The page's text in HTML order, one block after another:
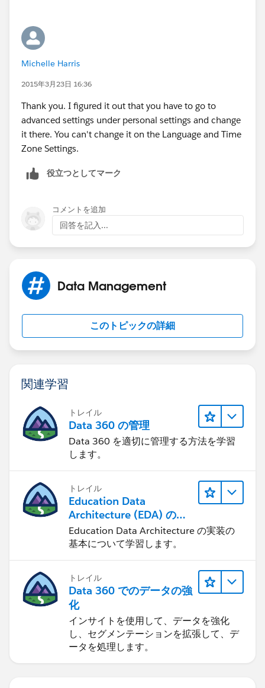
Michelle Harris
2015年3月23日 16:36
Thank you. I figured it out that you have to go to
advanced settings under personal settings and change
it there. You can't change it on the Language and Time
Zone Settings.
役立つとしてマーク
コメントを追加
回答を記入...
Data Management
このトピックの詳細
関連学習
トレイル
Data 360 の管理
Data 360 を適切に管理する方法を学習
します。
トレイル
Education Data
Architecture (EDA) の管
理
Education Data Architecture の実装の
基本について学習します。
トレイル
Data 360 でのデータの強
化
インサイトを使用して、データを強化
し、セグメンテーションを拡張して、デ
ータを処理します。